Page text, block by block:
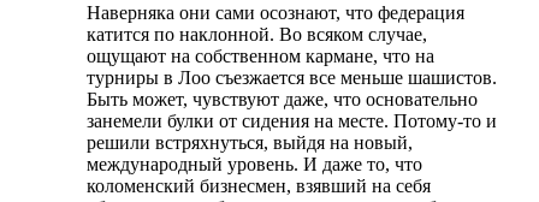
Наверняка они сами осознают, что федерация
катится по наклонной. Во всяком случае,
ощущают на собственном кармане, что на
турниры в Лоо съезжается все меньше шашистов.
Быть может, чувствуют даже, что основательно
занемели булки от сидения на месте. Потому-то и
решили встряхнуться, выйдя на новый,
международный уровень. И даже то, что
коломенский бизнесмен, взявший на себя